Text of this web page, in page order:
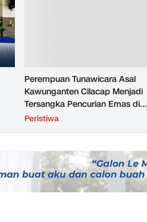
Perempuan Tunawicara Asal
Kawunganten Cilacap Menjadi
Tersangka Pencurian Emas di
Purbalingga
Peristiwa